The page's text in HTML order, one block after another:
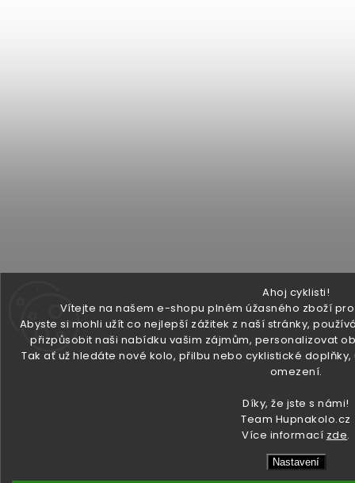
Ahoj cyklisti!
Vítejte na našem e-shopu plném úžasného zboží
Abyste si mohli užít co nejlepší zážitek z naší stránky,
přizpůsobit naši nabídku vašim zájmům, personalizovat
Tak ať už hledáte nové kolo, přilbu nebo cyklistické
omezení.
Díky, že jste s námi!
Team Hupnakolo.cz
Více informací zde.
Nastavení